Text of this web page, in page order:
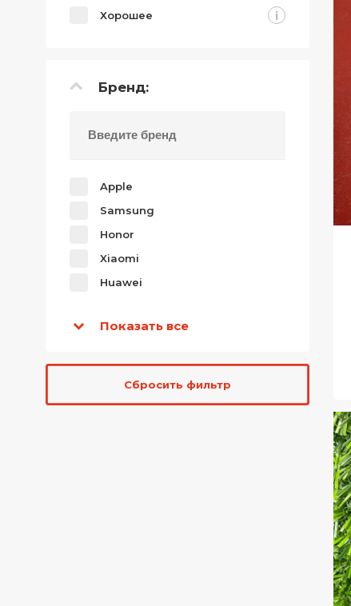
Хорошее i
Бренд:
Apple
Samsung
Honor
Xiaomi
Huawei
Показать все
Сбросить фильтр